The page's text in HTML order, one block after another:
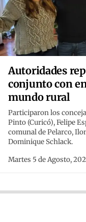
Autoridades
conjunto con
mundo rural
Participaron los
Pinto (Curicó), Felipe
comunal de Pelarco,
Dominique Schlack.
Martes 5 de Agosto,